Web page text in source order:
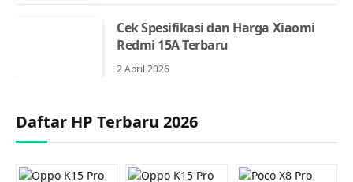
Cek Spesifikasi dan Harga Xiaomi
Redmi 15A Terbaru
2 April 2026
Daftar HP Terbaru 2026